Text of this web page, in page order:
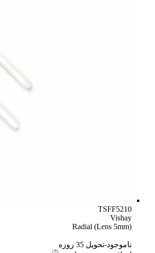
TSFF5210
Vishay
Radial (Lens 5mm)
ناموجود-تحویل 35 روزه